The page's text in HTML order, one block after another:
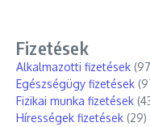
Fizetések
Alkalmazotti fizetések
Egészségügy fizetések
Fizikai munka fizetések
Hírességek fizetések (29)